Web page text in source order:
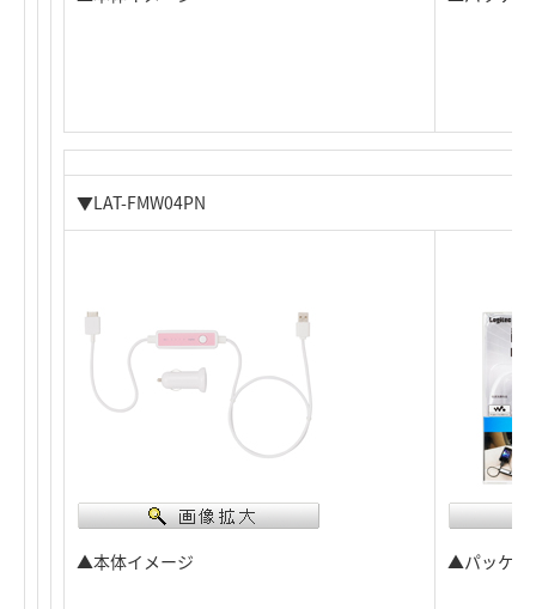
▼LAT-FMW04PN
▲本体イメージ ▲パッケー